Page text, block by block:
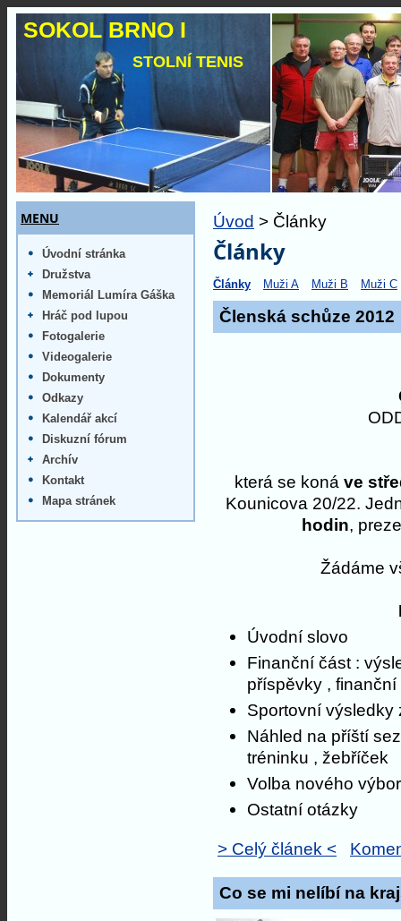
Úvod > Články
Články
Články Muži A Muži B Muži C
Členská schůze 2012
která se konáve
Kounicova 20/22.
hodin,
Žádáme
Úvodní slovo
Finanční část :
příspěvky ,
Sportovní výsledky
Náhled na příští
tréninku , žebříček
Volba nového
Ostatní otázky
> Celý článek <
Co se mi nelíbí na
MENU
Úvodní stránka
Družstva
Memoriál Lumíra Gáška
Hráč pod lupou
Fotogalerie
Videogalerie
Dokumenty
Odkazy
Kalendář akcí
Diskuzní fórum
Archív
Kontakt
Mapa stránek
SOKOL BRNO I
STOLNÍ TENIS